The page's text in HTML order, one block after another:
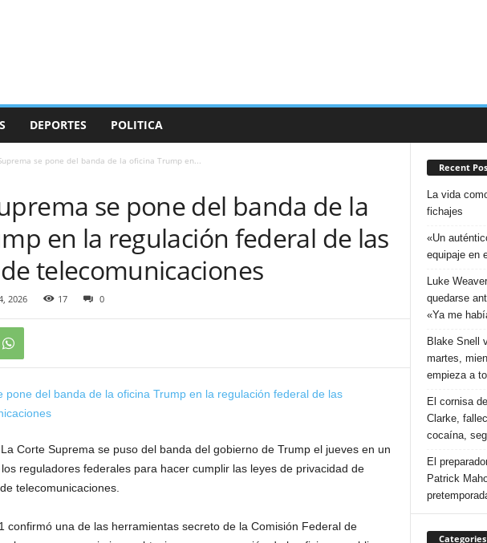
DEPORTES POLITICA
se pone del banda de la oficina Trump en...
se pone del banda de la
en la regulación federal de las
telecomunicaciones
2026 17 0
Corte Suprema se puso del banda del gobierno de Trump el jueves en un
reguladores federales para hacer cumplir las leyes de privacidad de
telecomunicaciones.
confirmó una de las herramientas secreto de la Comisión Federal de
Recent
La vida
fichajes
«Un
equipaje en
Luke
quedarse
«Ya me
Blake Snell
martes,
empieza a
El cornisa
Clarke,
cocaína,
El
Patrick
Categories